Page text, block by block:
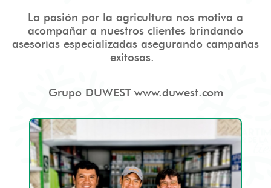
La pasión por la agricultura nos motiva a
acompañar a nuestros clientes brindando
asesorías especializadas asegurando campañas
exitosas.
Grupo DUWEST www.duwest.com